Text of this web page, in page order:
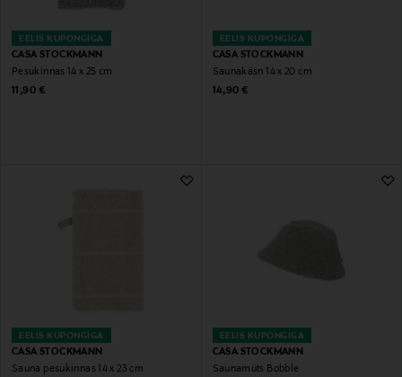
EELIS KUPONGIGA
CASA STOCKMANN
Pesukinnas 14 x 25 cm
Original Price
11,90 €
EELIS KUPONGIGA
CASA STOCKMANN
Saunakäsn 14 x 20 cm
Original Price
14,90 €
EELIS KUPONGIGA
CASA STOCKMANN
Sauna pesukinnas 14 x 23 cm
EELIS KUPONGIGA
CASA STOCKMANN
Saunamüts Bobble